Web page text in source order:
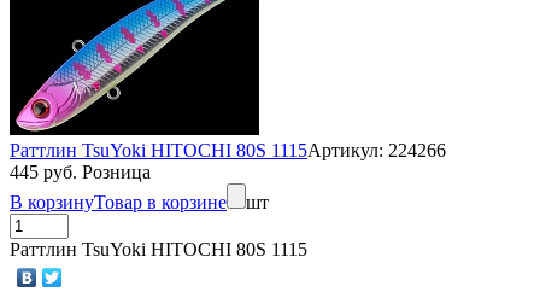
Раттлин TsuYoki HITOCHI 80S 1115Артикул: 224266
445 руб. Розница
В корзинуТовар в корзине шт
Раттлин TsuYoki HITOCHI 80S 1115